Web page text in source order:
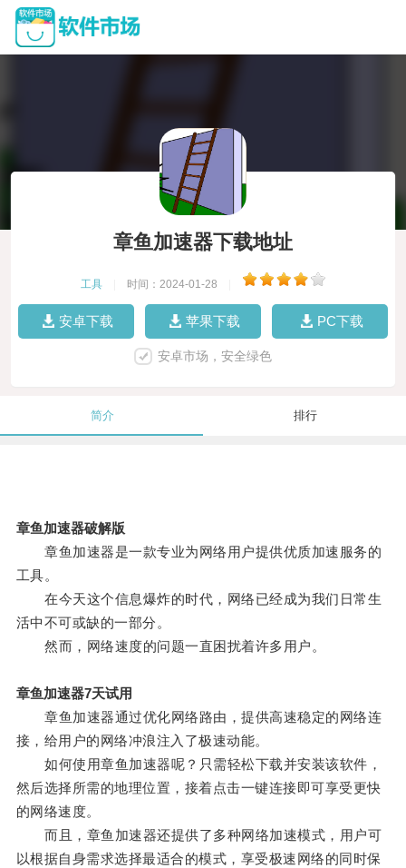
章鱼加速器下载地址
工具 时间：2024-01-28
安卓下载 苹果下载 PC下载
安卓市场，安全绿色
简介 排行
章鱼加速器破解版
章鱼加速器是一款专业为网络用户提供优质加速服务的
工具。
在今天这个信息爆炸的时代，网络已经成为我们日常生
活中不可或缺的一部分。
然而，网络速度的问题一直困扰着许多用户。
章鱼加速器7天试用
章鱼加速器通过优化网络路由，提供高速稳定的网络连
接，给用户的网络冲浪注入了极速动能。
如何使用章鱼加速器呢？只需轻松下载并安装该软件，
然后选择所需的地理位置，接着点击一键连接即可享受更快
的网络速度。
而且，章鱼加速器还提供了多种网络加速模式，用户可
以根据自身需求选择最适合的模式，享受极速网络的同时保